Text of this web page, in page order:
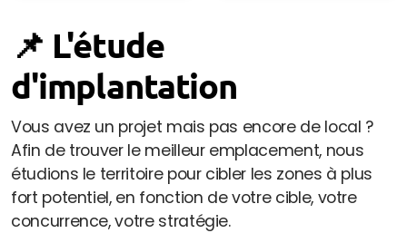
📌 L'étude
d'implantation
Vous avez un projet mais pas encore de local ?
Afin de trouver le meilleur emplacement, nous
étudions le territoire pour cibler les zones à plus
fort potentiel, en fonction de votre cible, votre
concurrence, votre stratégie.